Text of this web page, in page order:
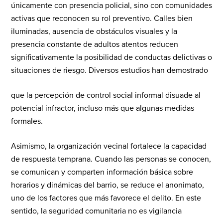
únicamente con presencia policial, sino con comunidades
activas que reconocen su rol preventivo. Calles bien
iluminadas, ausencia de obstáculos visuales y la
presencia constante de adultos atentos reducen
significativamente la posibilidad de conductas delictivas o
situaciones de riesgo. Diversos estudios han demostrado
que la percepción de control social informal disuade al
potencial infractor, incluso más que algunas medidas
formales.
Asimismo, la organización vecinal fortalece la capacidad
de respuesta temprana. Cuando las personas se conocen,
se comunican y comparten información básica sobre
horarios y dinámicas del barrio, se reduce el anonimato,
uno de los factores que más favorece el delito. En este
sentido, la seguridad comunitaria no es vigilancia